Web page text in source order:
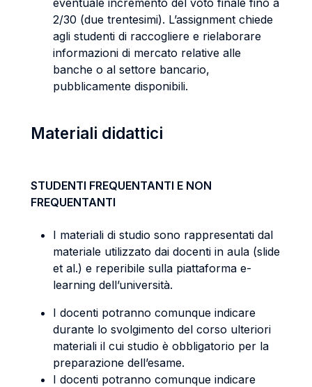
eventuale incremento del voto finale fino a
2/30 (due trentesimi). L’assignment chiede
agli studenti di raccogliere e rielaborare
informazioni di mercato relative alle
banche o al settore bancario,
pubblicamente disponibili.
Materiali didattici
STUDENTI FREQUENTANTI E NON
FREQUENTANTI
I materiali di studio sono rappresentati dal
materiale utilizzato dai docenti in aula (slide
et al.) e reperibile sulla piattaforma e-
learning dell’università.
I docenti potranno comunque indicare
durante lo svolgimento del corso ulteriori
materiali il cui studio è obbligatorio per la
preparazione dell’esame.
I docenti potranno comunque indicare